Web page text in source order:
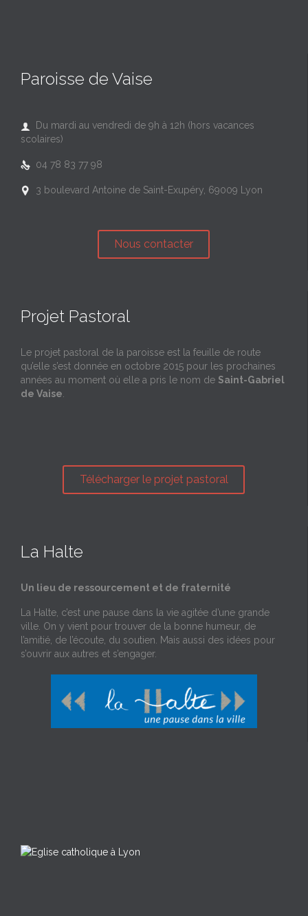
Paroisse de Vaise

Du mardi au vendredi de 9h à 12h (hors vacances
scolaires)
 04 78 83 77 98
 3 boulevard Antoine de Saint-Exupéry, 69009 Lyon
Nous contacter
Projet Pastoral
Le projet pastoral de la paroisse est la feuille de route
qu’elle s’est donnée en octobre 2015 pour les prochaines
années au moment où elle a pris le nom de Saint-Gabriel
de Vaise
Télécharger le projet pastoral
La Halte
Un lieu de ressourcement et de fraternité
La Halte, c’est une pause dans la vie agitée d’une grande
ville. On y vient pour trouver de la bonne humeur, de
l’amitié, de l’écoute, du soutien. Mais aussi des idées pour
s’ouvrir aux autres et s’engager.